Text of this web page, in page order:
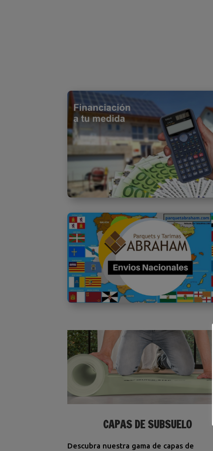
CAPAS DE SUBSUELO
Descubra nuestra gama de capas de